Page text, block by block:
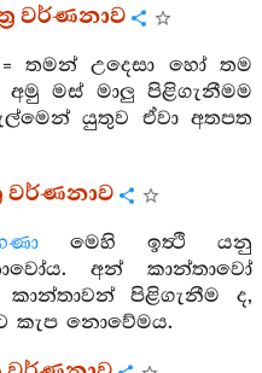
වර්ණනාව
= තමන් උදෙසා හෝ තම
මස් මාලු පිළිගැනීමම
යුතුව ඒවා අතපත
වර්ණනාව
මෙහි ඉත්‍ථි යනු
අන් කාන්තාවෝ
පිළිගැනීම ද,
කැප නොවේමය.